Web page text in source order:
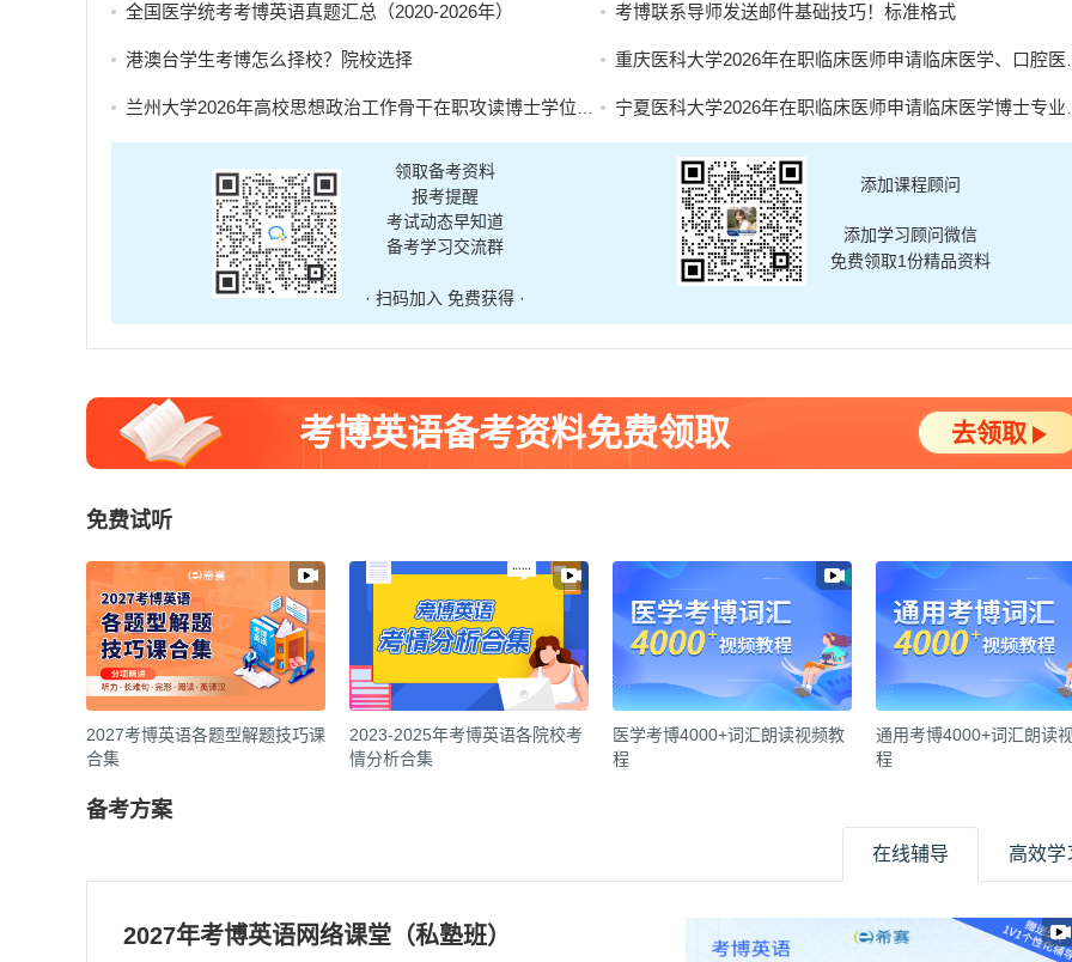
全国医学统考考博英语真题汇总（2020-2026年） 考博联系导师发送邮件基础技巧！标准格式
港澳台学生考博怎么择校？院校选择 重庆医科大学2026年在职临床医师申请临床医学、口腔医学博士专业学位招生简章
兰州大学2026年高校思想政治工作骨干在职攻读博士学位研究生招生补充报名的通知 宁夏医科大学2026年在职临床医师申请临床医学博士专业学位招生简章
领取备考资料
报考提醒
考试动态早知道
备考学习交流群
· 扫码加入 免费获得 ·
添加课程顾问
添加学习顾问微信
免费领取1份精品资料
考博英语备考资料免费领取 去领取
免费试听
2027考博英语各题型解题技巧课
合集
2023-2025年考博英语各院校考
情分析合集
医学考博4000+词汇朗读视频教
程
通用考博4000+词汇朗读
程
备考方案
在线辅导 高效学
2027年考博英语网络课堂（私塾班）